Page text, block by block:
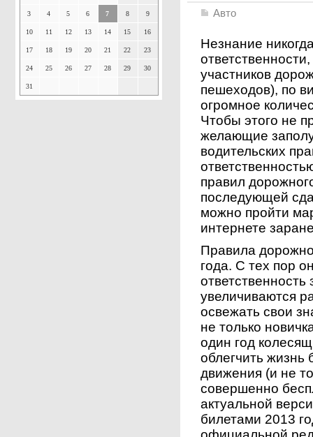
3 4 5 6 7 8 9
10 11 12 13 14 15 16
17 18 19 20 21 22 23
24 25 26 27 28 29 30
31
Авто
Незнание
участников
пешеходов), по
огромное
Чтобы этого не
желающие
водительских
правил
последующей
можно пройти
интернете
Правила
года. С тех пор
увеличиваются
освежать свои
не только
один год
облегчить
движения (и не
совершенно
актуальной
билетами 2013